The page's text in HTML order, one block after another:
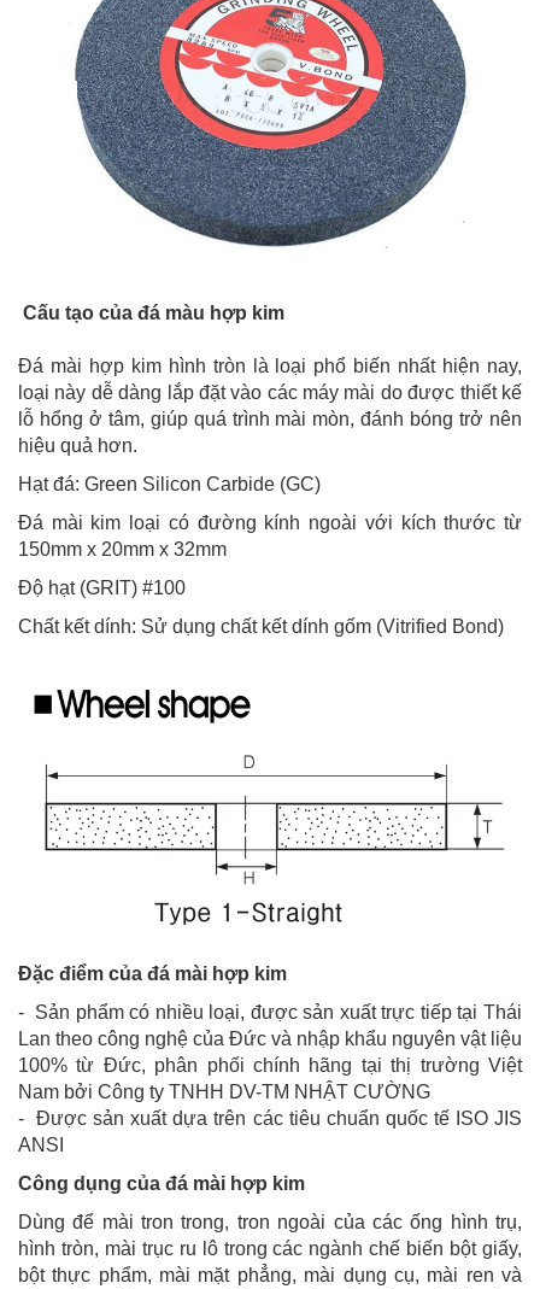
Cấu tạo của đá màu hợp kim
Đá mài hợp kim hình tròn là loại phổ biến nhất hiện nay,
loại này dễ dàng lắp đặt vào các máy mài do được thiết kế
lỗ hổng ở tâm, giúp quá trình mài mòn, đánh bóng trở nên
hiệu quả hơn.
Hạt đá: Green Silicon Carbide (GC)
Đá mài kim loại có đường kính ngoài với kích thước từ
150mm x 20mm x 32mm
Độ hạt (GRIT) #100
Chất kết dính: Sử dụng chất kết dính gốm (Vitrified Bond)
Đặc điểm của đá mài hợp kim
- Sản phẩm có nhiều loại, được sản xuất trực tiếp tại Thái
Lan theo công nghệ của Đức và nhập khẩu nguyên vật liệu
100% từ Đức, phân phối chính hãng tại thị trường Việt
Nam bởi Công ty TNHH DV-TM NHẬT CƯỜNG
- Được sản xuất dựa trên các tiêu chuẩn quốc tế ISO JIS
ANSI
Công dụng của đá mài hợp kim
Dùng để mài tron trong, tron ngoài của các ống hình trụ,
hình tròn, mài trục ru lô trong các ngành chế biến bột giấy,
bột thực phẩm, mài mặt phẳng, mài dụng cụ, mài ren và